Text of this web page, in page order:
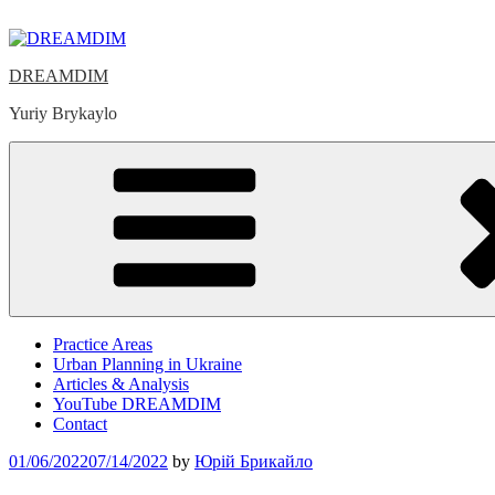
to
DREAMDIM
Yuriy Brykaylo
Practice Areas
Urban Planning in Ukraine
Articles & Analysis
YouTube DREAMDIM
Contact
Posted
01/06/202207/14/2022 by Юрій Брикайло